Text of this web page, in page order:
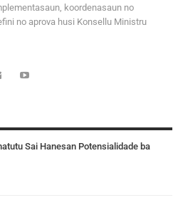
koordenasaun no
no aprova husi Konsellu Ministru
Sai Hanesan Potensialidade ba